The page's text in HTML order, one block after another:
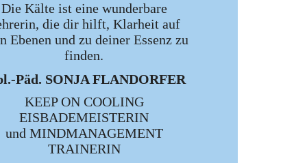
Die Kälte ist eine wunderbare
die dir hilft, Klarheit auf
Ebenen und zu deiner Essenz zu
finden.
Päd. SONJA FLANDORFER
KEEP ON COOLING
EISBADEMEISTERIN
und MINDMANAGEMENT
TRAINERIN